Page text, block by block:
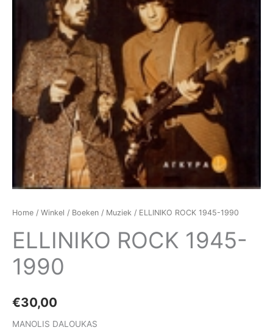
Home / Winkel / Boeken / Muziek / ELLINIKO ROCK 1945-1990
ELLINIKO ROCK 1945-
1990
€30,00
MANOLIS DALOUKAS